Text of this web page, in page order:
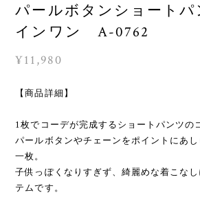
パールボタンショートパ
インワン A-0762
¥11,980
【商品詳細】
1枚でコーデが完成するショートパンツの
パールボタンやチェーンをポイントにあ
一枚。
子供っぽくなりすぎず、綺麗めな着こな
テムです。